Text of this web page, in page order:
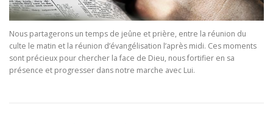
Nous partagerons un temps de jeûne et prière, entre la réunion du
culte le matin et la réunion d’évangélisation l’après midi. Ces moments
sont précieux pour chercher la face de Dieu, nous fortifier en sa
présence et progresser dans notre marche avec Lui.